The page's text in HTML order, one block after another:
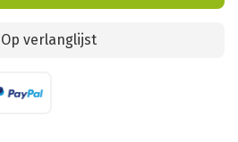
Op verlanglijst